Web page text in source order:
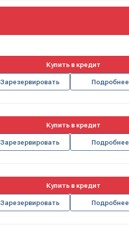
Купить в кредит
Зарезервировать Подробнее
Купить в кредит
Зарезервировать Подробнее
Купить в кредит
Зарезервировать Подробнее